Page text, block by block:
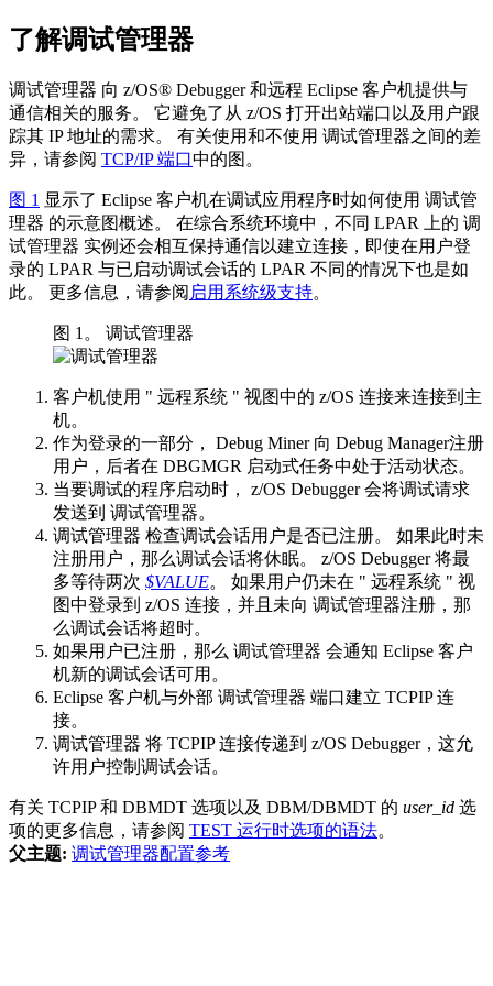
了解调试管理器
调试管理器 向 z/OS® Debugger和远程 Eclipse 客户机提供与
通信相关的服务。 它避免了从 z/OS 打开出站端口以及用户跟
踪其 IP 地址的需求。 有关使用和不使用 调试管理器之间的差
异，请参阅 TCP/IP 端口中的图。
图 1 显示了 Eclipse 客户机在调试应用程序时如何使用 调试管
理器 的示意图概述。 在综合系统环境中，不同 LPAR 上的 调
试管理器 实例还会相互保持通信以建立连接，即使在用户登
录的 LPAR 与已启动调试会话的 LPAR 不同的情况下也是如
此。 更多信息，请参阅 启用系统级支持。
图 1。 调试管理器
客户机使用 " 远程系统 " 视图中的 z/OS 连接来连接到主
机。
作为登录的一部分， Debug Miner 向 Debug Manager注册
用户，后者在 DBGMGR 启动式任务中处于活动状态。
当要调试的程序启动时， z/OS Debugger会将调试请求
发送到 调试管理器。
调试管理器 检查调试会话用户是否已注册。 如果此时未
注册用户，那么调试会话将休眠。 z/OS Debugger将最
多等待两次 $VALUE。 如果用户仍未在 " 远程系统 " 视
图中登录到 z/OS 连接，并且未向 调试管理器注册，那
么调试会话将超时。
如果用户已注册，那么 调试管理器 会通知 Eclipse 客户
机新的调试会话可用。
Eclipse 客户机与外部 调试管理器 端口建立 TCPIP 连
接。
调试管理器 将 TCPIP 连接传递到 z/OS Debugger，这允
许用户控制调试会话。
有关 TCPIP 和 DBMDT 选项以及 DBM/DBMDT 的 user_id 选
项的更多信息，请参阅 TEST 运行时选项的语法。
父主题: 调试管理器配置参考